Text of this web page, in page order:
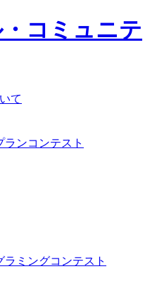
て
ンコンテスト
ミングコンテスト